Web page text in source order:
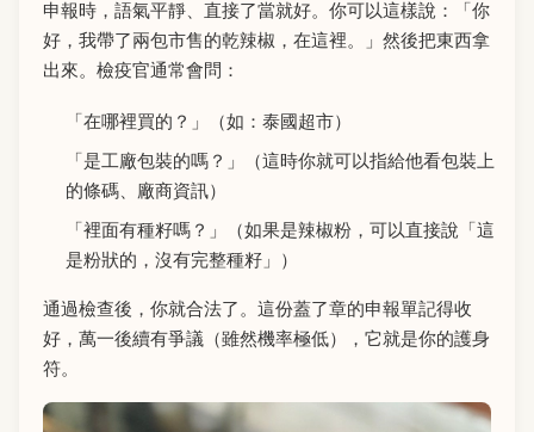
申報時，語氣平靜、直接了當就好。你可以這樣說：「你
好，我帶了兩包市售的乾辣椒，在這裡。」然後把東西拿
出來。檢疫官通常會問：
「在哪裡買的？」（如：泰國超市）
「是工廠包裝的嗎？」（這時你就可以指給他看包裝上
的條碼、廠商資訊）
「裡面有種籽嗎？」（如果是辣椒粉，可以直接說「這
是粉狀的，沒有完整種籽」）
通過檢查後，你就合法了。這份蓋了章的申報單記得收
好，萬一後續有爭議（雖然機率極低），它就是你的護身
符。